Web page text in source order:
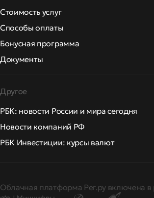
Стоимость услуг
Способы оплаты
Бонусная программа
Документы
Другое
РБК: новости России и мира сегодня
Новости компаний РФ
РБК Инвестиции: курсы валют
Облачная платформа Рег.ру включена